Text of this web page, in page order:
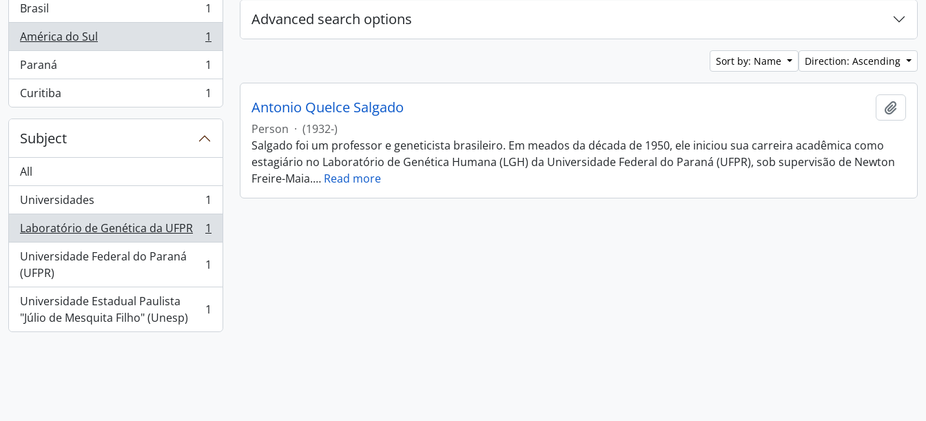
Brasil
, 1 results
1
América do Sul
, 1 results
1
Paraná
, 1 results
1
Curitiba
, 1 results 1
Subject
All
Universidades
, 1 results
1
Laboratório de Genética da UFPR
, 1 results
1
Universidade Federal do Paraná
(UFPR)
, 1 results 1
Universidade Estadual Paulista
"Júlio de Mesquita Filho" (Unesp)
, 1 results 1
Advanced search options
Sort by: Name Direction: Ascending
Antonio Quelce Salgado
Person · (1932-)
Salgado foi um professor e geneticista brasileiro. Em meados da década de 1950, ele iniciou sua carreira acadêmica como
estagiário no Laboratório de Genética Humana (LGH) da Universidade Federal do Paraná (UFPR), sob supervisão de Newton
Freire-Maia.… Read more